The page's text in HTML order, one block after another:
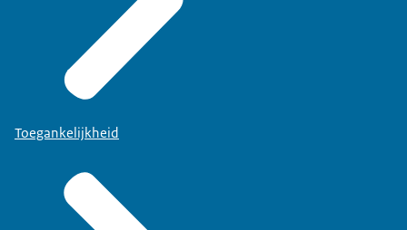
Toegankelijkheid